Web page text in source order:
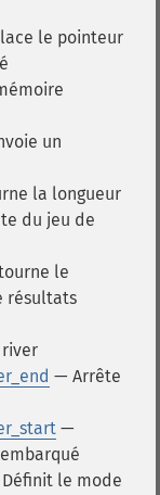
le pointeur
un
la longueur
du jeu de
le
résultats
— Arrête
—
le mode